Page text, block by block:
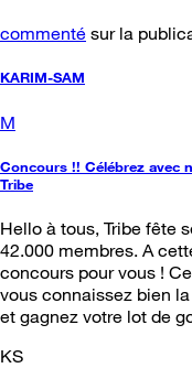
commenté sur la
KARIM-SAM
M
Concours !! Célébrez avec
Tribe
Hello à tous, Tribe fête
42.000 membres. A
concours pour vous !
vous connaissez bien
et gagnez votre lot de
KS